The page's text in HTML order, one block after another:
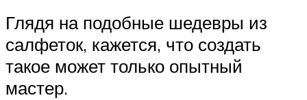
Глядя на подобные шедевры из
салфеток, кажется, что создать
такое может только опытный
мастер.